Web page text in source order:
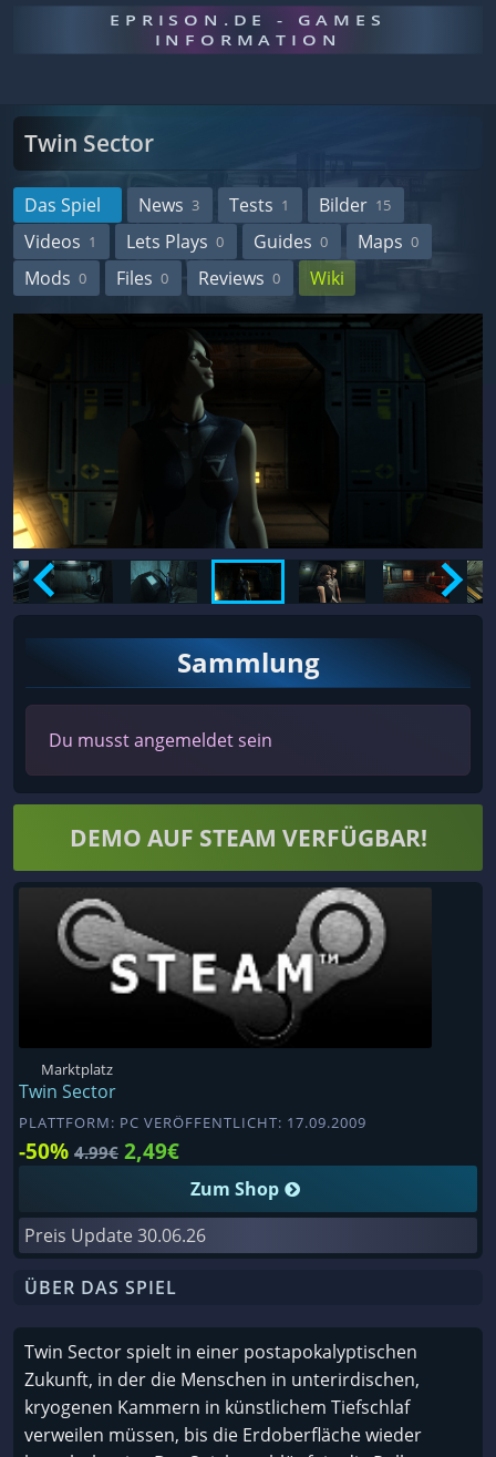
EPRISON.DE - GAMES
INFORMATION
Twin Sector
Das Spiel News 3 Tests 1 Bilder 15
Videos 1 Lets Plays 0 Guides 0 Maps 0
Mods 0 Files 0 Reviews 0 Wiki
Sammlung
Du musst angemeldet sein
DEMO AUF STEAM VERFÜGBAR!
Marktplatz
Twin Sector
PLATTFORM: PC VERÖFFENTLICHT: 17.09.2009
-50% 4.99€ 2,49€
Zum Shop
Preis Update 30.06.26
ÜBER DAS SPIEL
Twin Sector spielt in einer postapokalyptischen
Zukunft, in der die Menschen in unterirdischen,
kryogenen Kammern in künstlichem Tiefschlaf
verweilen müssen, bis die Erdoberfläche wieder